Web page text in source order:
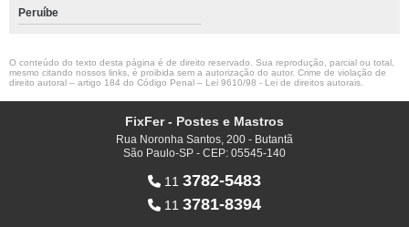
Peruíbe
O conteúdo do texto desta página é de direito reservado. Sua reprodução, parcial ou total,
mesmo citando nossos links, é proibida sem a autorização do autor. Crime de violação de
direito autoral – artigo 184 do Código Penal – Lei 9610/98 - Lei de direitos autorais
FixFer - Postes e Mastros
Rua Noronha Santos, 200 - Butantã
São Paulo-SP - CEP: 05545-140
11 3782-5483
11 3781-8394